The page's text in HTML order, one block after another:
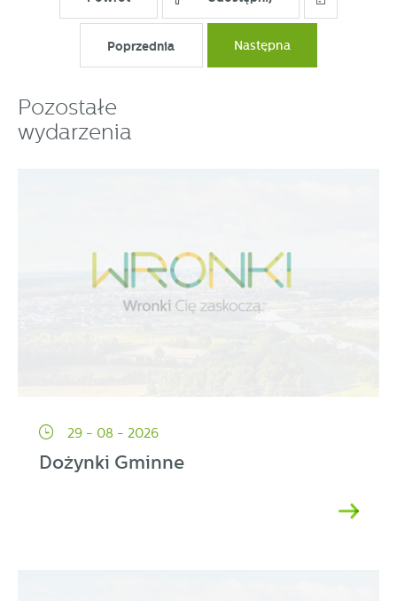
Poprzednia Następna
Pozostałe
wydarzenia
29 - 08 - 2026
Dożynki Gminne
funkcjonalności.
komunikatów na podstawie analizy Twoich upodobań oraz
Twoich zwyczajów dotyczących przeglądanej witryny
stronach podmiotów trzecich lub firm będących naszymi
partnerami oraz innych dostawców usług. Firmy te działają
w charakterze pośredników prezentujących nasze treści w